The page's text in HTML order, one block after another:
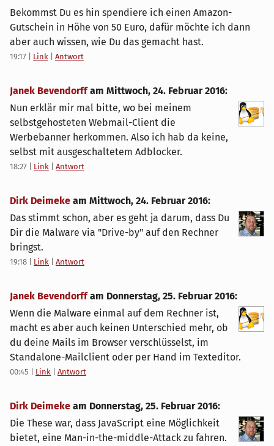
Bekommst Du es hin spendiere ich einen Amazon-
Gutschein in Höhe von 50 Euro, dafür möchte ich dann
aber auch wissen, wie Du das gemacht hast.
19:17 Link Antwort
Janek Bevendorffam Mittwoch, 24. Februar 2016:
Nun erklär mir mal bitte, wo bei meinem
selbstgehosteten Webmail-Client die
Werbebanner herkommen. Also ich hab da keine,
selbst mit ausgeschaltetem Adblocker.
18:27 Link Antwort
Dirk Deimeke am Mittwoch, 24. Februar 2016:
Das stimmt schon, aber es geht ja darum, dass Du
Dir die Malware via "Drive-by" auf den Rechner
bringst.
19:18 Link Antwort
Janek Bevendorffam Donnerstag, 25. Februar 2016:
Wenn die Malware einmal auf dem Rechner ist,
macht es aber auch keinen Unterschied mehr, ob
du deine Mails im Browser verschlüsselst, im
Standalone-Mailclient oder per Hand im Texteditor.
00:45 Link Antwort
Dirk Deimeke am Donnerstag, 25. Februar 2016:
Die These war, dass JavaScript eine Möglichkeit
bietet, eine Man-in-the-middle-Attack zu fahren.